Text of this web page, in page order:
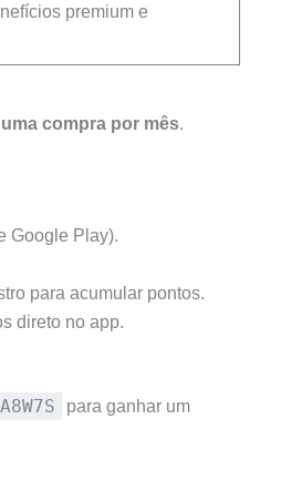
premium e
compra por mês.
Google Play).
para acumular pontos.
direto no app.
para ganhar um